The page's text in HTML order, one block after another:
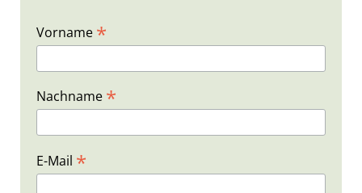
Vorname *
Nachname *
E-Mail *